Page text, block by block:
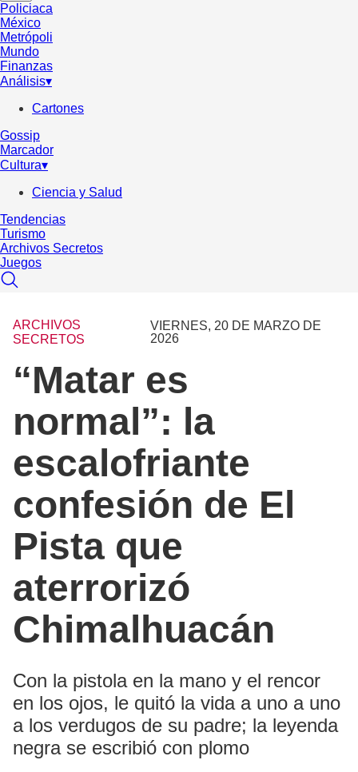
Policiaca
México
Metrópoli
Mundo
Finanzas
Análisis▾
Cartones
Gossip
Marcador
Cultura▾
Ciencia y Salud
Tendencias
Turismo
Archivos Secretos
Juegos
ARCHIVOS
SECRETOS
VIERNES, 20 DE MARZO DE
2026
“Matar es
normal”: la
escalofriante
confesión de El
Pista que
aterrorizó
Chimalhuacán
Con la pistola en la mano y el rencor
en los ojos, le quitó la vida a uno a uno
a los verdugos de su padre; la leyenda
negra se escribió con plomo